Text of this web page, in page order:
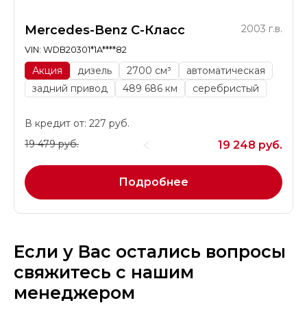
Mercedes-Benz C-Класс 2003 г.в.
VIN: WDB20301*1A****82
Акция дизель 2700 см³
автоматическая
задний привод
489 686 км серебристый
В кредит от: 227 руб.
19 479 руб.
19 248 руб.
Подробнее
Если у Вас остались вопросы
свяжитесь с нашим
менеджером